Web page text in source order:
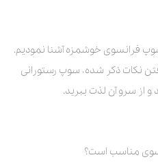
سوپ فرانسوی خوشمزه آشنا نمودیم.
نکات ذکر شده، سوپ رستورانی
و از سرو آن لذت ببرید.
مناسب است؟